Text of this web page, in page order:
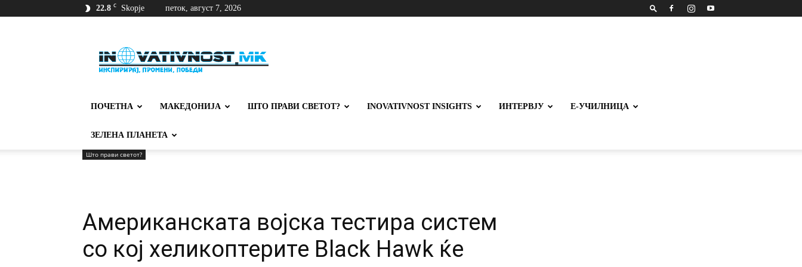
22.8 C Skopje петок, август 7, 2026
ПОЧЕТНА МАКЕДОНИЈА ШТО ПРАВИ СВЕТОТ? INOVATIVNOST INSIGHTS ИНТЕРВЈУ Е-УЧИЛНИЦА
ЗЕЛЕНА ПЛАНЕТА
Што прави светот?
Американската војска тестира систем
со кој хеликоптерите Black Hawk ќе